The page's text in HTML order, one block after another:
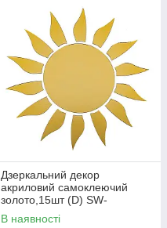
Дзеркальний декор
акриловий самоклеючий
золото,15шт (D) SW-
00002502
В наявності